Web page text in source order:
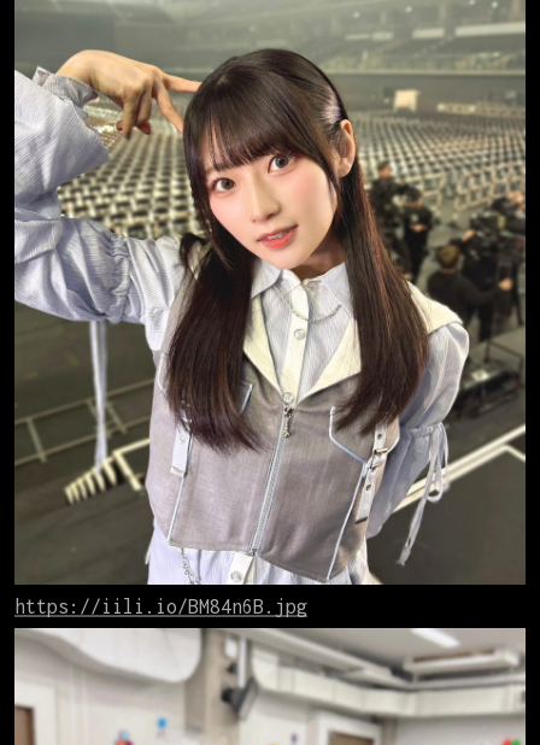
https://iili.io/BM84n6B.jpg